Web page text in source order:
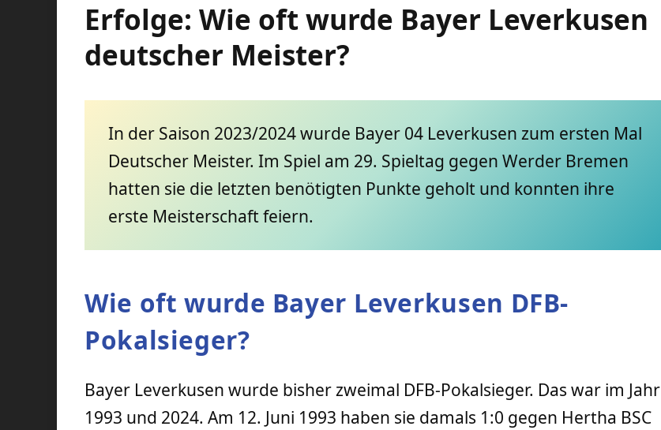
Erfolge: Wie oft wurde Bayer Leverkusen
deutscher Meister?
In der Saison 2023/2024 wurde Bayer 04 Leverkusen zum ersten Mal
Deutscher Meister. Im Spiel am 29. Spieltag gegen Werder Bremen
hatten sie die letzten benötigten Punkte geholt und konnten ihre
erste Meisterschaft feiern.
Wie oft wurde Bayer Leverkusen DFB-
Pokalsieger?
Bayer Leverkusen wurde bisher zweimal DFB-Pokalsieger. Das war im Jahr
1993 und 2024. Am 12. Juni 1993 haben sie damals 1:0 gegen Hertha BSC